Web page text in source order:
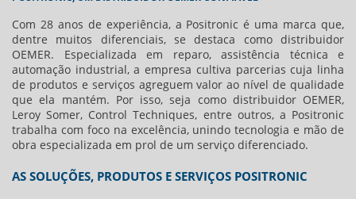
Com 28 anos de experiência, a Positronic é uma marca que,
dentre muitos diferenciais, se destaca como distribuidor
OEMER. Especializada em reparo, assistência técnica e
automação industrial, a empresa cultiva parcerias cuja linha
de produtos e serviços agreguem valor ao nível de qualidade
que ela mantém. Por isso, seja como distribuidor OEMER,
Leroy Somer, Control Techniques, entre outros, a Positronic
trabalha com foco na excelência, unindo tecnologia e mão de
obra especializada em prol de um serviço diferenciado.
AS SOLUÇÕES, PRODUTOS E SERVIÇOS POSITRONIC